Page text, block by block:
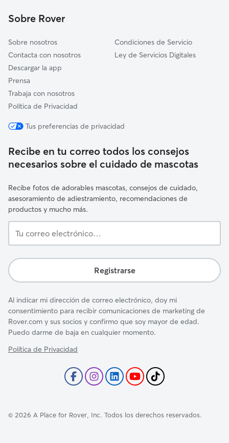
San Miguel del Pino
Sobre Rover
Sobre nosotros
Contacta con nosotros
Descargar la app
Prensa
Trabaja con nosotros
Política de Privacidad
Condiciones de Servicio
Ley de Servicios Digitales
Tus preferencias de privacidad
Recibe en tu correo todos los consejos
necesarios sobre el cuidado de mascotas
Recibe fotos de adorables mascotas, consejos de cuidado,
asesoramiento de adiestramiento, recomendaciones de
productos y mucho más.
correo
Registrarse
Al indicar mi dirección de correo electrónico, doy mi
consentimiento para recibir comunicaciones de marketing de
Rover.com y sus socios y confirmo que soy mayor de edad.
Puedo darme de baja en cualquier momento.
Política de Privacidad
© 2026 A Place for Rover, Inc. Todos los derechos reservados.